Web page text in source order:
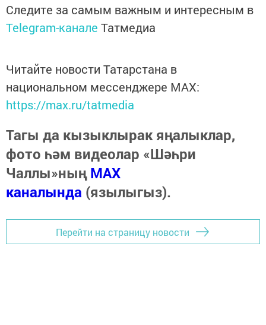
Следите за самым важным и интересным в
Telegram-канале Татмедиа
Читайте новости Татарстана в
национальном мессенджере MАХ:
https://max.ru/tatmedia
Тагы да кызыклырак яңалыклар,
фото һәм видеолар «Шәһри
Чаллы»ныңMAX
каналында (язылыгыз).
Перейти на страницу новости